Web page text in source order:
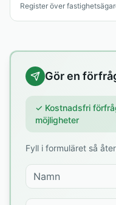
Register över
Gör en
✓ Kostnadsfri
möjligheter
Fyll i formuläret så